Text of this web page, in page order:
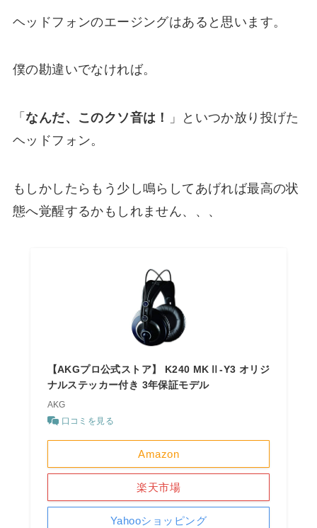
ヘッドフォンのエージングはあると思います。
僕の勘違いでなければ。
「なんだ、このクソ音は！
」といつか放り投げた
ヘッドフォン。
もしかしたらもう少し鳴らしてあげれば最高の状
態へ覚醒するかもしれません、、、
【AKGプロ公式ストア】 K240 MKⅡ-Y3 オリジ
ナルステッカー付き 3年保証モデル
AKG
口コミを見る
Amazon
楽天市場
Yahooショッピング